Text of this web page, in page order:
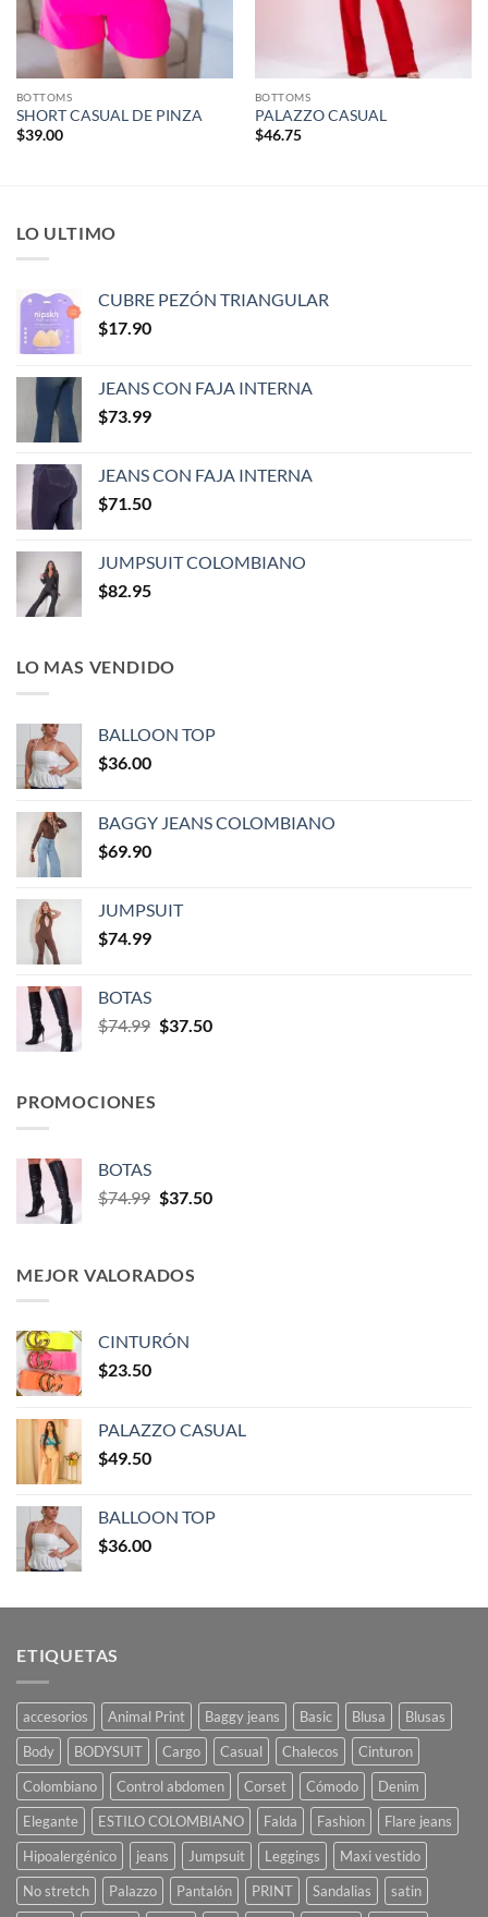
BOTTOMS
SHORT CASUAL DE PINZA
$39.00
BOTTOMS
PALAZZO CASUAL
$46.75
LO ULTIMO
CUBRE PEZÓN TRIANGULAR
$17.90
JEANS CON FAJA INTERNA
$73.99
JEANS CON FAJA INTERNA
$71.50
JUMPSUIT COLOMBIANO
$82.95
LO MAS VENDIDO
BALLOON TOP
$36.00
BAGGY JEANS COLOMBIANO
$69.90
JUMPSUIT
$74.99
BOTAS
$74.99 $37.50
PROMOCIONES
BOTAS
$74.99 $37.50
MEJOR VALORADOS
CINTURÓN
$23.50
PALAZZO CASUAL
$49.50
BALLOON TOP
$36.00
ETIQUETAS
accesorios Animal Print Baggy jeans Basic Blusa
Blusas
Body
BODYSUIT Cargo Casual Chalecos
Cinturon
Colombiano
Control abdomen Corset Cómodo
Denim
Elegante
ESTILO COLOMBIANO Falda Fashion
Flare jeans
Hipoalergénico
jeans Jumpsuit Leggings
Maxi vestido
No stretch
Palazzo Pantalón PRINT Sandalias
satin